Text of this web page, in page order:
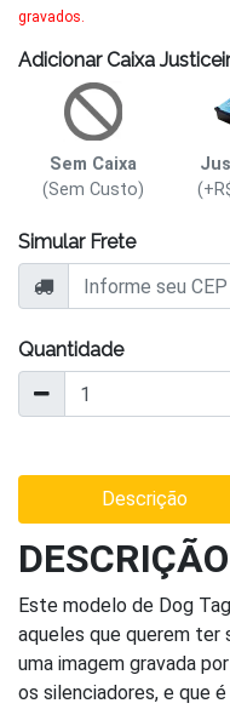
gravados.
Adicionar Caixa
Sem Caixa
(Sem Custo)
Simular Frete
Quantidade
Descrição
Este modelo de Dog Tag
aqueles que querem ter
uma imagem gravada
os silenciadores, e que